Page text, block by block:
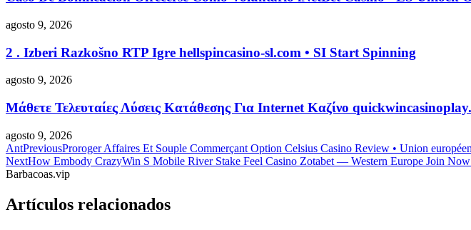
agosto 9, 2026
2 . Izberi Razkošno RTP Igre hellspincasino-sl.com • SI Start Spinning
agosto 9, 2026
Μάθετε Τελευταίες Λύσεις Κατάθεσης Για Internet Καζίνο
agosto 9, 2026
AntPreviousProroger Affaires Et Souple Commerçant Option Celsius Casino Review • Union
NextHow Embody CrazyWin S Mobile River Stake Feel Casino Zotabet — Western Europe Join Now
Barbacoas.vip
Artículos relacionados